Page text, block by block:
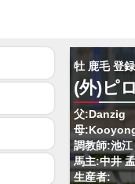
牡 鹿毛 登
(外)ピ
父:Danzig
母
調教師:池
馬主:中井
生産者: